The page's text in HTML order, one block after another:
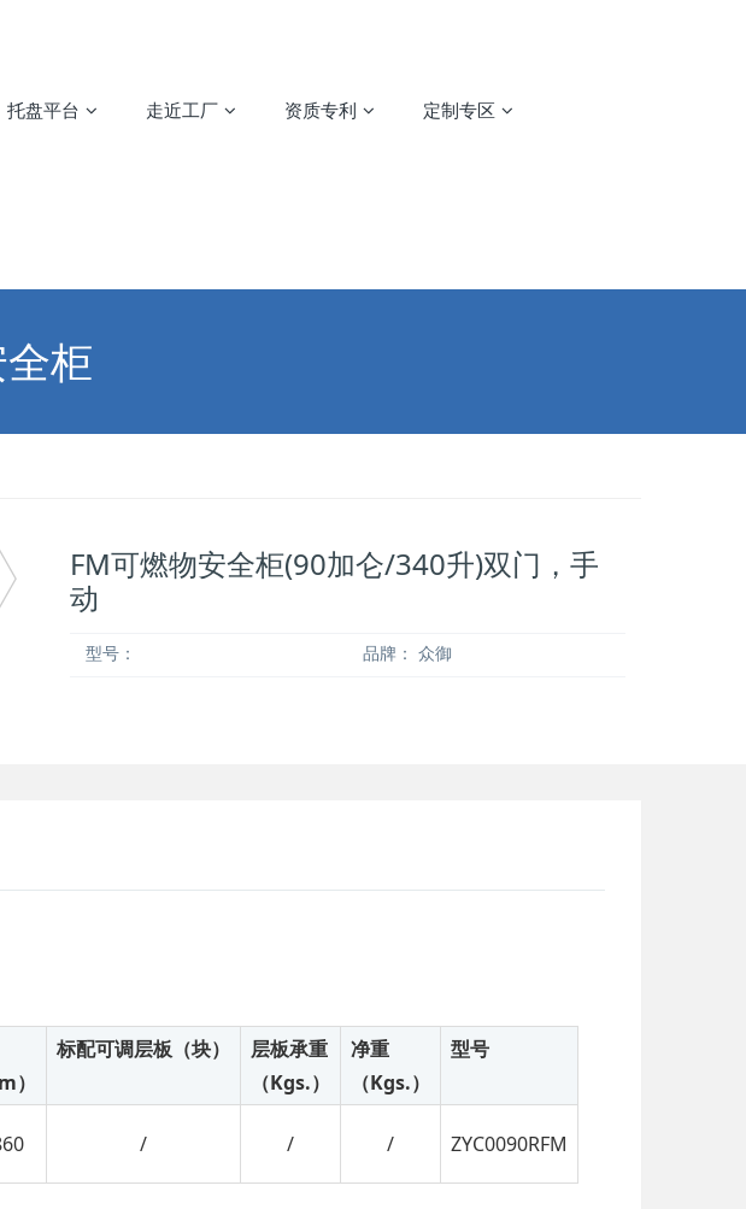
托盘平台 走近工厂 资质专利 定制专区
柜
FM可燃物安全柜(90加仑/340升)双门，手
动
型号： 品牌： 众御
）
标配可调层板（块）
层板承重
（Kgs.）
净重
（Kgs.）
型号
/ / / ZYC0090RFM